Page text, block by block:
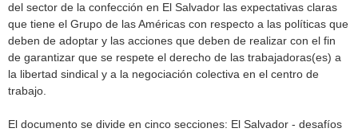
del sector de la confección en El Salvador las expectativas claras
que tiene el Grupo de las Américas con respecto a las políticas que
deben de adoptar y las acciones que deben de realizar con el fin
de garantizar que se respete el derecho de las trabajadoras(es) a
la libertad sindical y a la negociación colectiva en el centro de
trabajo.
El documento se divide en cinco secciones: El Salvador - desafíos